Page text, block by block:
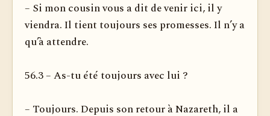
– Si mon cousin vous a dit de venir ici, il y
viendra. Il tient toujours ses promesses. Il n’y a
qu’à attendre.
56.3 – As-tu été toujours avec lui ?
– Toujours. Depuis son retour à Nazareth, il a